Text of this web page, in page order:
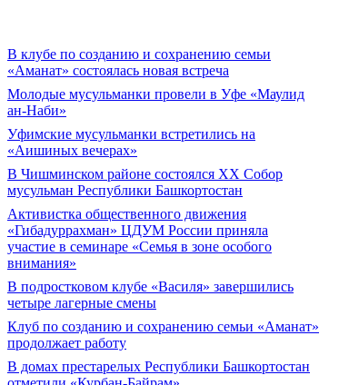
В клубе по созданию и сохранению семьи
«Аманат» состоялась новая встреча
Молодые мусульманки провели в Уфе «Маулид
ан-Наби»
Уфимские мусульманки встретились на
«Аишиных вечерах»
В Чишминском районе состоялся XX Собор
мусульман Республики Башкортостан
Активистка общественного движения
«Гибадуррахман» ЦДУМ России приняла
участие в семинаре «Семья в зоне особого
внимания»
В подростковом клубе «Василя» завершились
четыре лагерные смены
Клуб по созданию и сохранению семьи «Аманат»
продолжает работу
В домах престарелых Республики Башкортостан